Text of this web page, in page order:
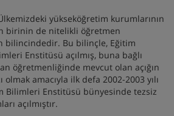
yükseköğretim kurumlarının
birinin de nitelikli öğretmen
bilincindedir. Bu bilinçle, Eğitim
Enstitüsü açılmış, buna bağlı
öğretmenliğinde mevcut olan açığın
olmak amacıyla ilk defa 2002-2003 yılı
Bilimleri Enstitüsü bünyesinde tezsiz
açılmıştır.